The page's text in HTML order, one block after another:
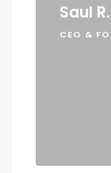
Saul
CEO &